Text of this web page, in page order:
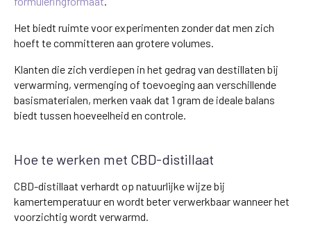
Het biedt ruimte voor experimenten zonder dat men zich
hoeft te committeren aan grotere volumes.
Klanten die zich verdiepen in het gedrag van destillaten bij
verwarming, vermenging of toevoeging aan verschillende
basismaterialen, merken vaak dat 1 gram de ideale balans
biedt tussen hoeveelheid en controle.
Hoe te werken met CBD-distillaat
CBD-distillaat verhardt op natuurlijke wijze bij
kamertemperatuur en wordt beter verwerkbaar wanneer het
voorzichtig wordt verwarmd.